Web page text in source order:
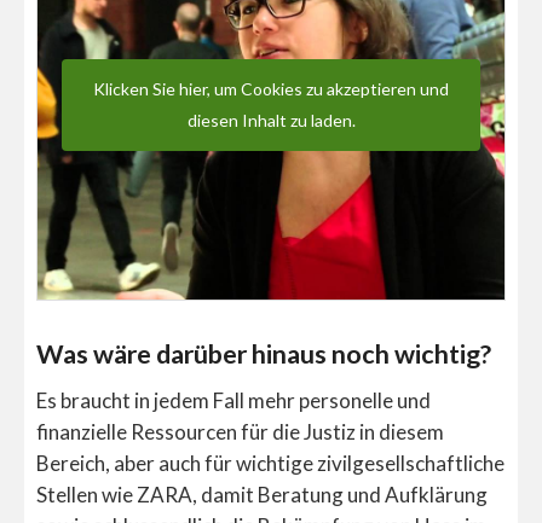
Klicken Sie hier, um Cookies zu akzeptieren und
diesen Inhalt zu laden.
Was wäre darüber hinaus noch wichtig?
Es braucht in jedem Fall mehr personelle und
finanzielle Ressourcen für die Justiz in diesem
Bereich, aber auch für wichtige zivilgesellschaftliche
Stellen wie ZARA, damit Beratung und Aufklärung